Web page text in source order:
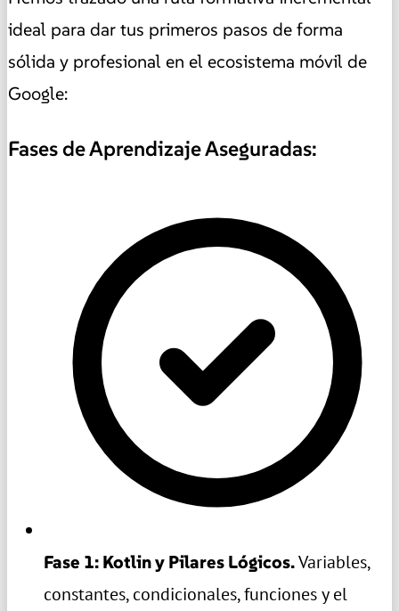
ideal para dar tus primeros pasos de forma
sólida y profesional en el ecosistema móvil de
Google:
Fases de Aprendizaje Aseguradas:
Fase 1: Kotlin y Pilares Lógicos.Variables,
constantes, condicionales, funciones y el